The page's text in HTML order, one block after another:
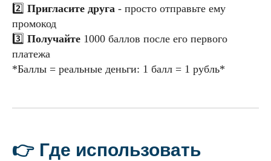
2️⃣ Пригласите друга - просто отправьте ему
промокод
3️⃣ Получайте 1000 баллов после его первого
платежа
*Баллы = реальные деньги: 1 балл = 1 рубль*
👉 Где использовать